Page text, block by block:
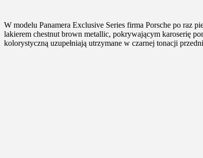
W modelu Panamera Exclusive Series firma Porsche po raz
lakierem chestnut brown metallic, pokrywającym karoserię
kolorystyczną uzupełniają utrzymane w czarnej tonacji